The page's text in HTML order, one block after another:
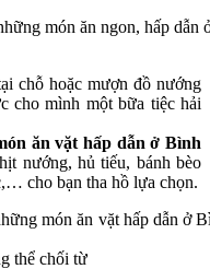
chỗ hoặc mượn đồ nướng
cho mình một bữa tiệc hải
ăn vặt hấp dẫn ở Bình
nướng, hủ tiếu, bánh bèo
cho bạn tha hồ lựa chọn.
thể chối từ